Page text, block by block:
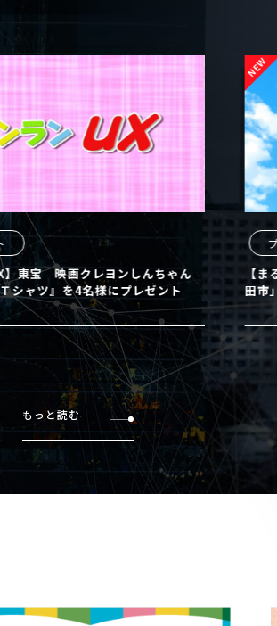
東宝 映画クレヨンしんちゃん
ャツ』を4名様にプレゼント
プレ
【まる
田市」
もっと読む